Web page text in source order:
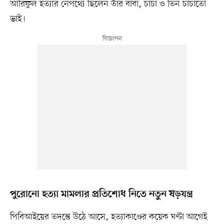
আরিফুল হত্যার নেপথ্যে ছিলেন তাঁর বাবা, চাচা ও তিন চাচাতো
ভাই।
পুরোনো হত্যা মামলার প্রতিশোধ নিতে নতুন ষড়যন্ত্র
পিবিআইয়ের তদন্তে উঠে আসে, হত্যাকাণ্ডের কয়েক ঘণ্টা আগেই